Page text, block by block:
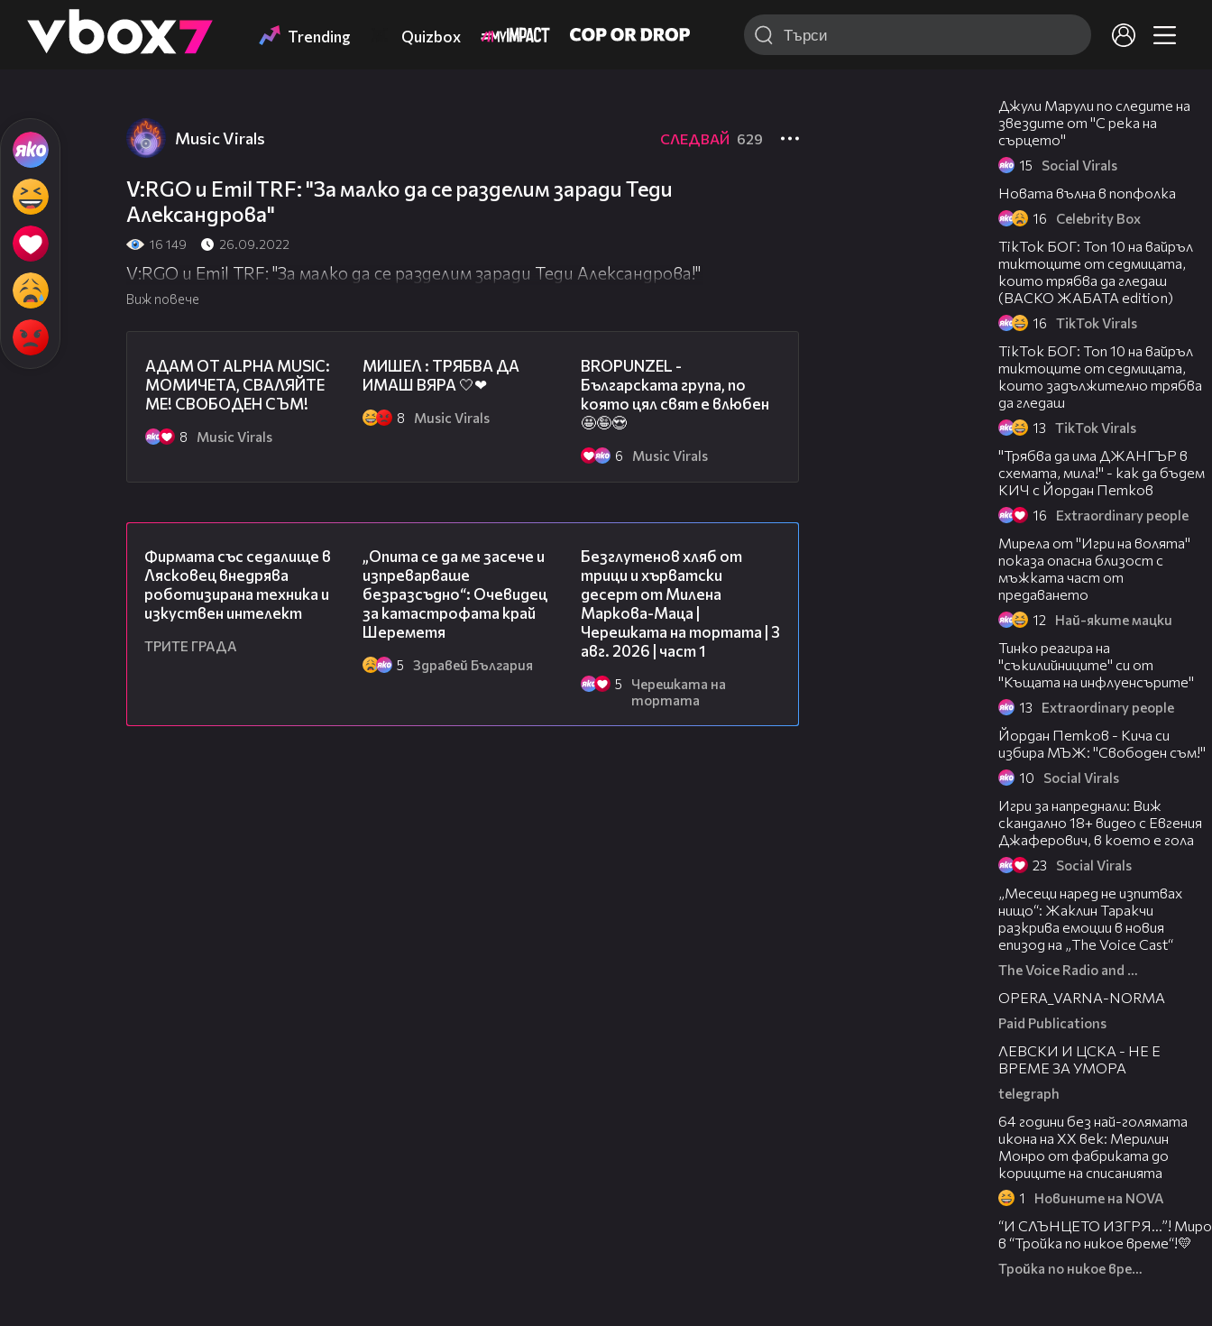
👾 Trending Quizbox
Music Virals СЛЕДВАЙ 629
V:RGO и Emil TRF: "За малко да се разделим заради Теди
Александрова"
16 149 26.09.2022
V:RGO и Emil TRF: "За малко да се разделим заради Теди Александрова!"
Виж повече
АДАМ ОТ ALPHA MUSIC:
МОМИЧЕТА, СВАЛЯЙТЕ
МЕ! СВОБОДЕН СЪМ!
8 Music Virals
МИШЕЛ : ТРЯБВА ДА
ИМАШ ВЯРА 🤍❤
8 Music Virals
BROPUNZEL -
Българската група, по
която цял свят е влюбен
🤩🤪😍
6 Music Virals
Фирмата със седалище в
Лясковец внедрява
роботизирана техника и
изкуствен интелект
ТРИТЕ ГРАДА
„Опита се да ме засече и
изпреварваше
безразсъдно“: Очевидец
за катастрофата край
Шереметя
5 Здравей България
Безглутенов хляб от
трици и хърватски
десерт от Милена
Маркова-Маца |
Черешката на тортата | 3
авг. 2026 | част 1
5
Черешката на
тортата
Джули Марули по следите на
звездите от "С река на
сърцето"
15 Social Virals
Новата вълна в попфолка
16 Celebrity Box
TikTok БОГ: Топ 10 на вайръл
тиктоците от седмицата,
които трябва да гледаш
(ВАСКО ЖАБАТА edition)
16 TikTok Virals
TikTok БОГ: Топ 10 на вайръл
тиктоците от седмицата,
които задължително трябва
да гледаш
13 TikTok Virals
"Трябва да има ДЖАНГЪР в
схемата, мила!" - как да бъдем
КИЧ с Йордан Петков
16 Extraordinary people
Мирела от "Игри на волята"
показа опасна близост с
мъжката част от
предаването
12 Най-яките мацки
Тинко реагира на
"съкилийниците" си от
"Къщата на инфлуенсърите"
13 Extraordinary people
Йордан Петков - Кича си
избира МЪЖ: "Свободен съм!"
10 Social Virals
Игри за напреднали: Виж
скандално 18+ видео с Евгения
Джаферович, в което е гола
23 Social Virals
„Месеци наред не изпитвах
нищо“: Жаклин Таракчи
разкрива емоции в новия
епизод на „The Voice Cast“
The Voice Radio and TV Bulgaria
OPERA_VARNA-NORMA
Paid Publications
ЛЕВСКИ И ЦСКА - НЕ Е
ВРЕМЕ ЗА УМОРА
telegraph
64 години без най-голямата
икона на XX век: Мерилин
Монро от фабриката до
кориците на списанията
1 Новините на NOVA
“И СЛЪНЦЕТО ИЗГРЯ…”! Миро
в “Тройка по никое време“!💛
Тройка по никое време